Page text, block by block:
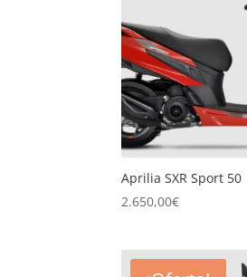
Aprilia SXR Sport 50
2.650,00€